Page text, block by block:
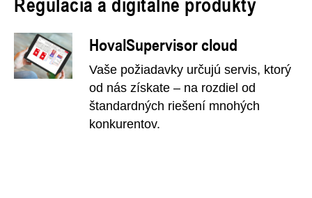
HovalSupervisor cloud
Vaše požiadavky určujú servis, ktorý
od nás získate – na rozdiel od
štandardných riešení mnohých
konkurentov.